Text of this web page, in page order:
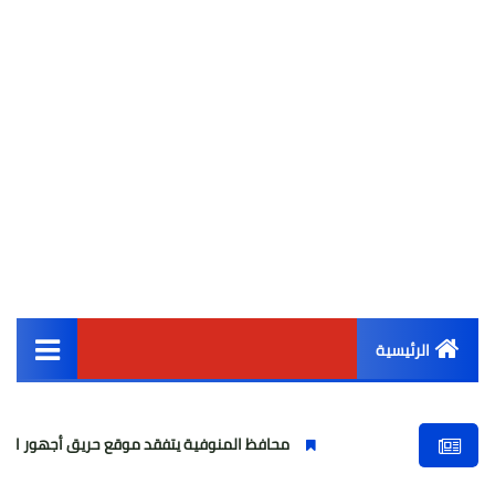
الرئيسية
أخبار مصر
محافظ المنوفية يتفقد موقع حريق أجهور الرمل بقويسنا